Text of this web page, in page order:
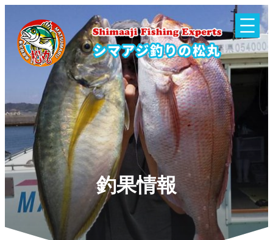
釣果情報